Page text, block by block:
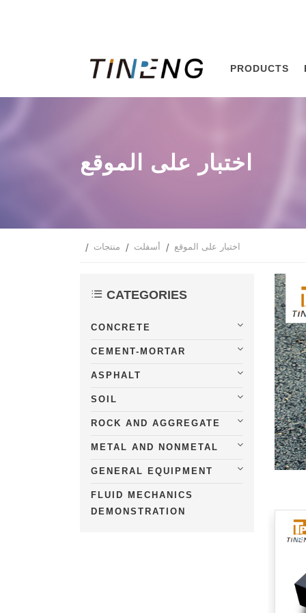
PRODUCTS
اختبار على الموقع
منتجات أسفلت اختبار على الموقع
CATEGORIES
CONCRETE
CEMENT-MORTAR
ASPHALT
SOIL
ROCK AND AGGREGATE
METAL AND NONMETAL
GENERAL EQUIPMENT
FLUID MECHANICS
DEMONSTRATION